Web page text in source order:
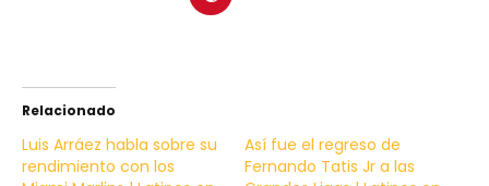
Relacionado
Luis Arráez habla sobre su
rendimiento con los
Así fue el regreso de
Fernando Tatis Jr a las